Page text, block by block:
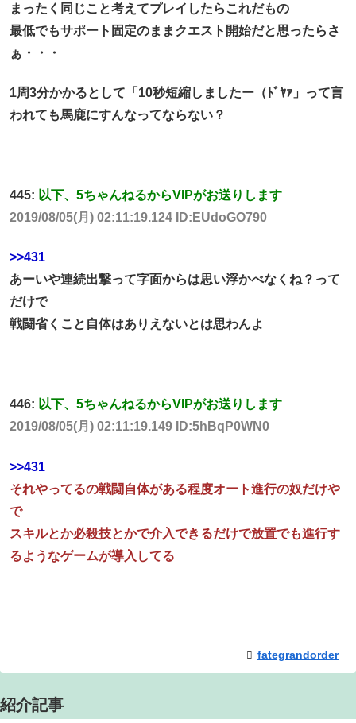
まったく同じこと考えてプレイしたらこれだもの
最低でもサポート固定のままクエスト開始だと思ったらさ
ぁ・・・
1周3分かかるとして「10秒短縮しましたー（ﾄﾞﾔｧ」って言
われても馬鹿にすんなってならない？
445: 以下、5ちゃんねるからVIPがお送りします
2019/08/05(月) 02:11:19.124 ID:EUdoGO790
>>431
あーいや連続出撃って字面からは思い浮かべなくね？って
だけで
戦闘省くこと自体はありえないとは思わんよ
446: 以下、5ちゃんねるからVIPがお送りします
2019/08/05(月) 02:11:19.149 ID:5hBqP0WN0
>>431
それやってるの戦闘自体がある程度オート進行の奴だけや
で
スキルとか必殺技とかで介入できるだけで放置でも進行す
るようなゲームが導入してる
fategrandorder
紹介記事